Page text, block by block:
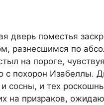
дверь поместья
разнесшимся по
на пороге,
с похорон Изабеллы.
и сосны, и тех
на призраков,